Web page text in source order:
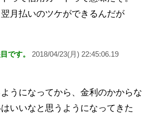
月払いのツケができるんだが
です。
2018/04/23(月) 22:45:06.19
うになってから、金利のかからな
いいなと思うようになってきた